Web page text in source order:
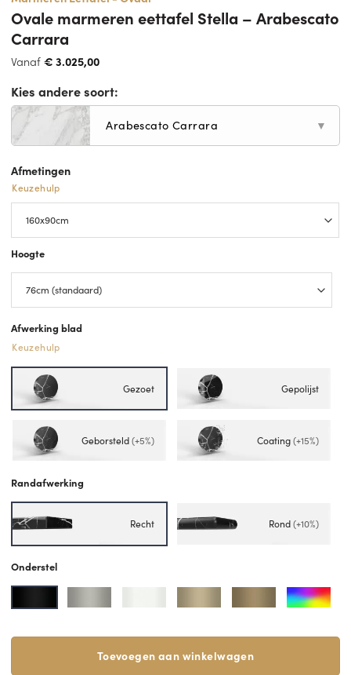
Ovale marmeren eettafel Stella – Arabescato
Carrara
Vanaf€ 3.025,00
Kies andere soort:
Arabescato Carrara ▼
Afmetingen
Keuzehulp
Hoogte
Afwerking blad
Keuzehulp
Gezoet Gepolijst
Geborsteld(+5%) Coating(+15%)
Randafwerking
Recht Rond(+10%)
Onderstel
Toevoegen aan winkelwagen